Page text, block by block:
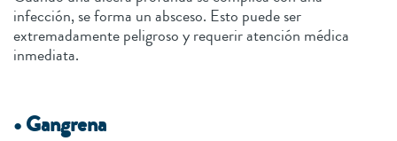
infección, se forma un absceso. Esto puede ser
extremadamente peligroso y requerir atención médica
inmediata.
• Gangrena